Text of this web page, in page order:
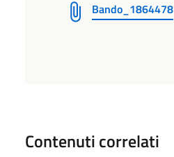
Bando_1864478
Contenuti correlati